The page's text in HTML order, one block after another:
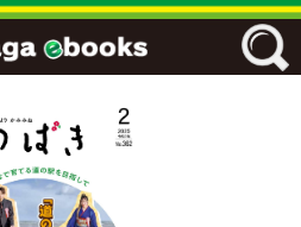
フリーワード
ジャンル